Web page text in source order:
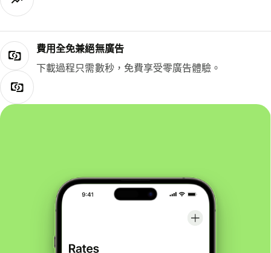
費用全免兼絕無廣告
下載過程只需數秒，免費享受零廣告體驗。